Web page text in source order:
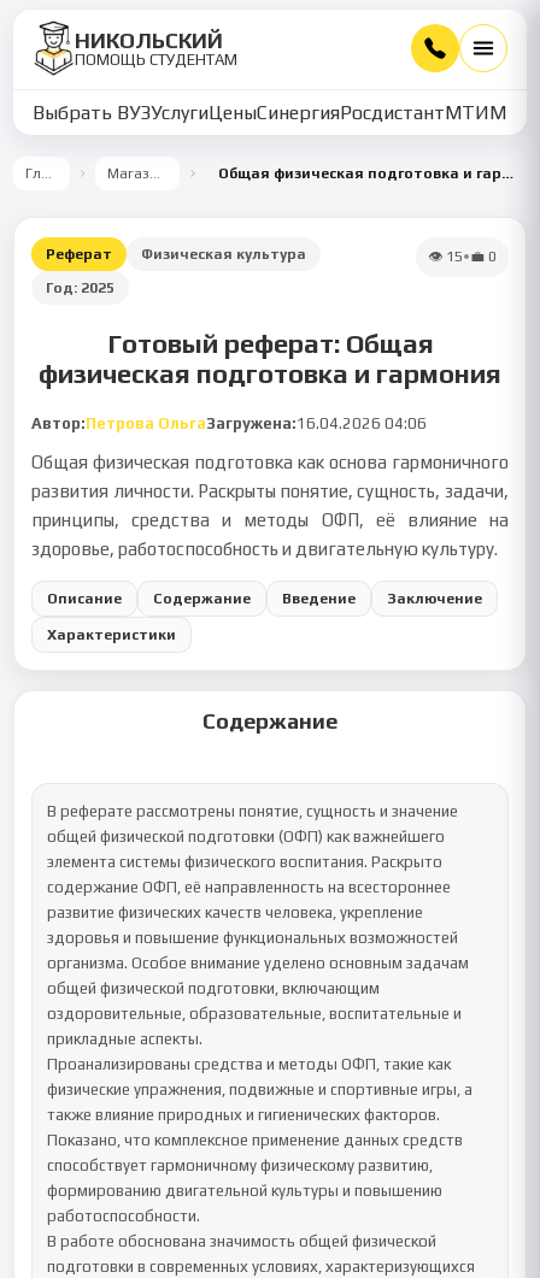
НИКОЛЬСКИЙ
ПОМОЩЬ СТУДЕНТАМ
Выбрать ВУЗУслугиЦеныСинергияРосдистантМТИММУ
Главная Магазин работ Общая физическая подготовка и гармоническое развитие
Реферат
Физическая культура
Год: 2025
👁 15•💼 0
Готовый реферат: Общая
физическая подготовка и гармония
Автор:Петрова ОльгаЗагружена:16.04.2026 04:06
Общая физическая подготовка как основа гармоничного
развития личности. Раскрыты понятие, сущность, задачи,
принципы, средства и методы ОФП, её влияние на
здоровье, работоспособность и двигательную культуру.
Описание Содержание Введение Заключение
Характеристики
Содержание
В реферате рассмотрены понятие, сущность и значение
общей физической подготовки (ОФП) как важнейшего
элемента системы физического воспитания. Раскрыто
содержание ОФП, её направленность на всестороннее
развитие физических качеств человека, укрепление
здоровья и повышение функциональных возможностей
организма. Особое внимание уделено основным задачам
общей физической подготовки, включающим
оздоровительные, образовательные, воспитательные и
прикладные аспекты.
Проанализированы средства и методы ОФП, такие как
физические упражнения, подвижные и спортивные игры, а
также влияние природных и гигиенических факторов.
Показано, что комплексное применение данных средств
способствует гармоничному физическому развитию,
формированию двигательной культуры и повышению
работоспособности.
В работе обоснована значимость общей физической
подготовки в современных условиях, характеризующихся